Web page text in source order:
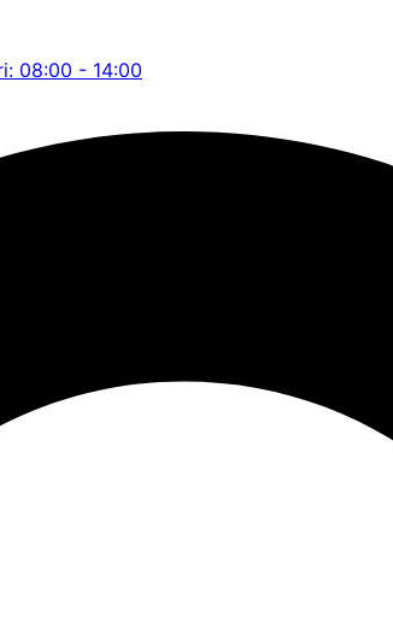
08:00 - 14:00